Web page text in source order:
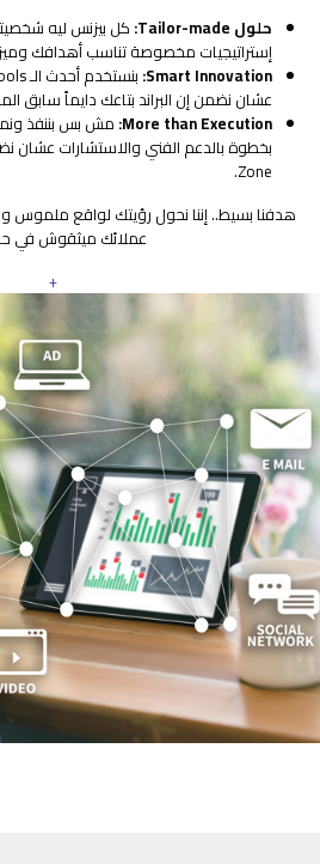
حلول Tailor-made:
كل بيزنس ليه
إستراتيجيات مخصوصة تناسب أهدافك
Smart Innovation:
عشان نضمن إن البراند بتاعك دايماً سابق
More than Execution: مش بس بننفذ
Zone.
هدفنا بسيط.. إننا نحول رؤيتك لواقع
عملائك ميثقوش في
+